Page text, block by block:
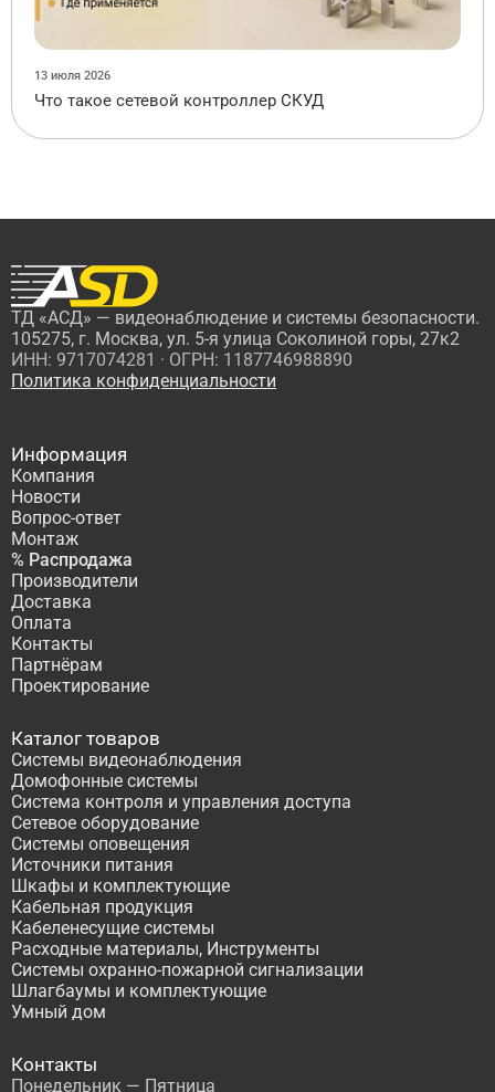
13 июля 2026
Что такое сетевой контроллер СКУД
ТД «АСД» — видеонаблюдение и системы безопасности.
105275, г. Москва, ул. 5-я улица Соколиной горы, 27к2
ИНН: 9717074281 · ОГРН: 1187746988890
Политика конфиденциальности
Информация
Компания
Новости
Вопрос-ответ
Монтаж
% Распродажа
Производители
Доставка
Оплата
Контакты
Партнёрам
Проектирование
Каталог товаров
Системы видеонаблюдения
Домофонные системы
Система контроля и управления доступа
Сетевое оборудование
Системы оповещения
Источники питания
Шкафы и комплектующие
Кабельная продукция
Кабеленесущие системы
Расходные материалы, Инструменты
Системы охранно-пожарной сигнализации
Шлагбаумы и комплектующие
Умный дом
Контакты
Понедельник — Пятница